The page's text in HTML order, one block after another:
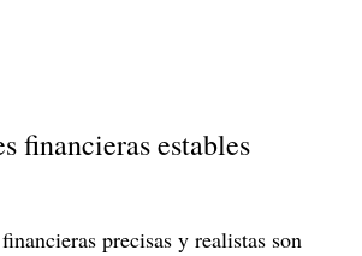
financieras estables
precisas y realistas son